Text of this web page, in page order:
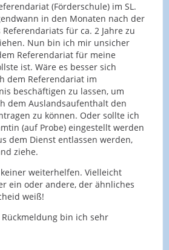
(Förderschule) im SL.
in den Monaten nach der
für ca. 2 Jahre zu
Nun bin ich mir unsicher
Referendariat für meine
ist. Wäre es besser sich
dem Referendariat im
beschäftigen zu lassen, um
dem Auslandsaufenthalt den
zu können. Oder sollte ich
(auf Probe) eingestellt werden
dem Dienst entlassen werden,
ziehe.
weiterhelfen. Vielleicht
ein oder andere, der ähnliches
weiß!
bin ich sehr